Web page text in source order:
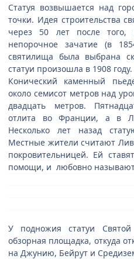
Статуя возвышается над
точки. Идея строительства
через 50 лет после
непорочное зачатие (в
святилища была выбрана
статуи произошла в 1908 году.
Конический каменный
около семисот метров над
двадцать метров.
отлита во Франции, а в
Несколько лет назад
Местные жители считают
покровительницей. Ей
помощи, и любовно
У подножия статуи
обзорная площадка, откуда
на Джунию, Бейрут и